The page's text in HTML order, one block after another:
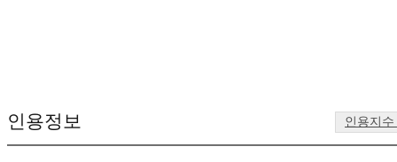
인용정보 인용지